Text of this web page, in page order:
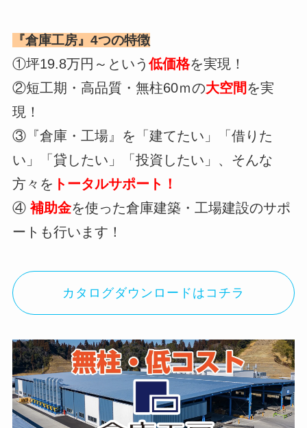
『倉庫工房』4つの特徴
①坪19.8万円～という低価格を実現！
②短工期・高品質・無柱60ｍの大空間 を実
現！
③『倉庫・工場』を「建てたい」「借りた
い」「貸したい」「投資したい」、そんな
方々を トータルサポート！
④補助金を使った倉庫建築・工場建設のサポ
ートも行います！
カタログダウンロードはコチラ